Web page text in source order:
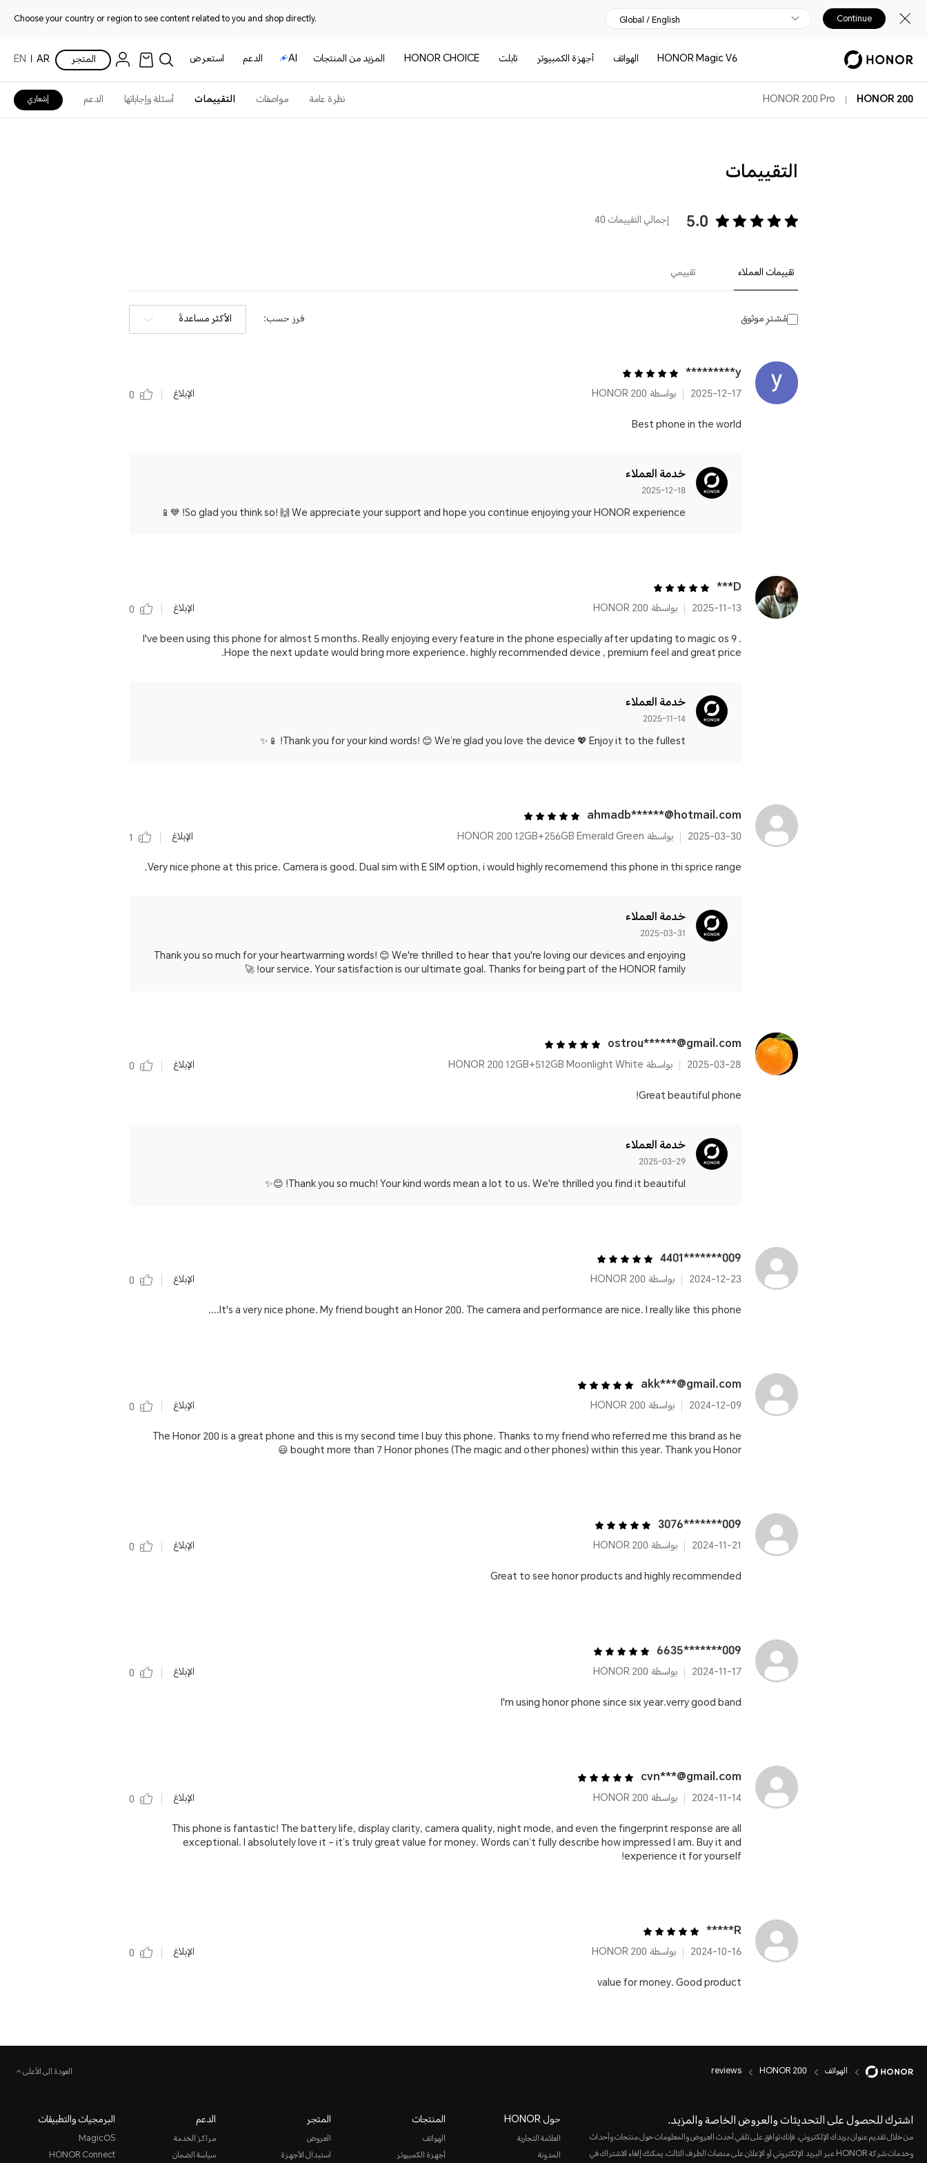
Choose your country or region to see content related to you and shop directly. Global / English Continue
HONOR Magic V6 الهواتف أجهزة الكمبيوتر تابلت HONOR CHOICE المزيد من المنتجات AI الدعم استعرض المتجر AR
EN
HONOR 200
HONOR 200 Pro نظرة عامة مواصفات التقييمات أسئلة وإجاباتها الدعم إشعاري
التقييمات
5.0 إجمالي التقييمات 40
تقييمات العملاء تقييمي
مُشترٍ موثوق فرز حسب: الأكثر مساعدةً
y*********
2025-12-17 بواسطة HONOR 200 الإبلاغ
0
Best phone in the world
خدمة العملاء
2025-12-18
So glad you think so! 🙌 We appreciate your support and hope you continue enjoying your HONOR experience! 💙📱
D***
2025-11-13 بواسطة HONOR 200 الإبلاغ
0
I've been using this phone for almost 5 months. Really enjoying every feature in the phone especially after updating to magic os 9 .
Hope the next update would bring more experience. highly recommended device , premium feel and great price.
خدمة العملاء
2025-11-14
Thank you for your kind words! 😊 We’re glad you love the device 💖 Enjoy it to the fullest! 📱✨
ahmadb******@hotmail.com
2025-03-30 بواسطة HONOR 200 12GB+256GB Emerald Green الإبلاغ
1
Very nice phone at this price. Camera is good. Dual sim with E SIM option, i would highly recomemend this phone in thi sprice range.
خدمة العملاء
2025-03-31
Thank you so much for your heartwarming words! 😊 We're thrilled to hear that you're loving our devices and enjoying
our service. Your satisfaction is our ultimate goal. Thanks for being part of the HONOR family! 🚀
ostrou******@gmail.com
2025-03-28 بواسطة HONOR 200 12GB+512GB Moonlight White الإبلاغ
0
Great beautiful phone!
خدمة العملاء
2025-03-29
Thank you so much! Your kind words mean a lot to us. We're thrilled you find it beautiful! 😊✨
009*******4401
2024-12-23 بواسطة HONOR 200 الإبلاغ
0
It's a very nice phone. My friend bought an Honor 200. The camera and performance are nice. I really like this phone....
akk***@gmail.com
2024-12-09 بواسطة HONOR 200 الإبلاغ
0
The Honor 200 is a great phone and this is my second time I buy this phone. Thanks to my friend who referred me this brand as he
bought more than 7 Honor phones (The magic and other phones) within this year. Thank you Honor 😃
009*******3076
2024-11-21 بواسطة HONOR 200 الإبلاغ
0
Great to see honor products and highly recommended
009*******6635
2024-11-17 بواسطة HONOR 200 الإبلاغ
0
I'm using honor phone since six year.verry good band
cvn***@gmail.com
2024-11-14 بواسطة HONOR 200 الإبلاغ
0
This phone is fantastic! The battery life, display clarity, camera quality, night mode, and even the fingerprint response are all
exceptional. I absolutely love it – it’s truly great value for money. Words can’t fully describe how impressed I am. Buy it and
experience it for yourself!
R*****
2024-10-16 بواسطة HONOR 200 الإبلاغ
0
value for money. Good product
الهواتف HONOR 200
reviews العودة الى الأعلى
اشترك للحصول على التحديثات والعروض الخاصة والمزيد.
من خلال تقديم عنوان بريدك الإلكتروني، فإنك توافق على تلقي أحدث العروض والمعلومات حول منتجات وأحداث
وخدمات شركة HONOR عبر البريد الإلكتروني أو الإعلان على منصات الطرف الثالث. يمكنك إلغاء الاشتراك في
حول HONOR
العلامة التجارية
المدونة
المنتجات
الهواتف
أجهزة الكمبيوتر
المتجر
العروض
استبدال الأجهزة
الدعم
مراكز الخدمة
سياسة الضمان
البرمجيات والتطبيقات
MagicOS
HONOR Connect